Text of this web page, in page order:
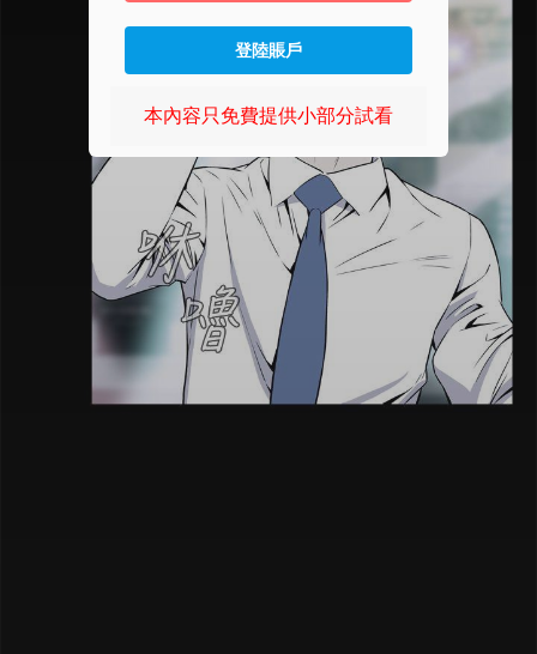
登陸賬戶
本內容只免費提供小部分試看